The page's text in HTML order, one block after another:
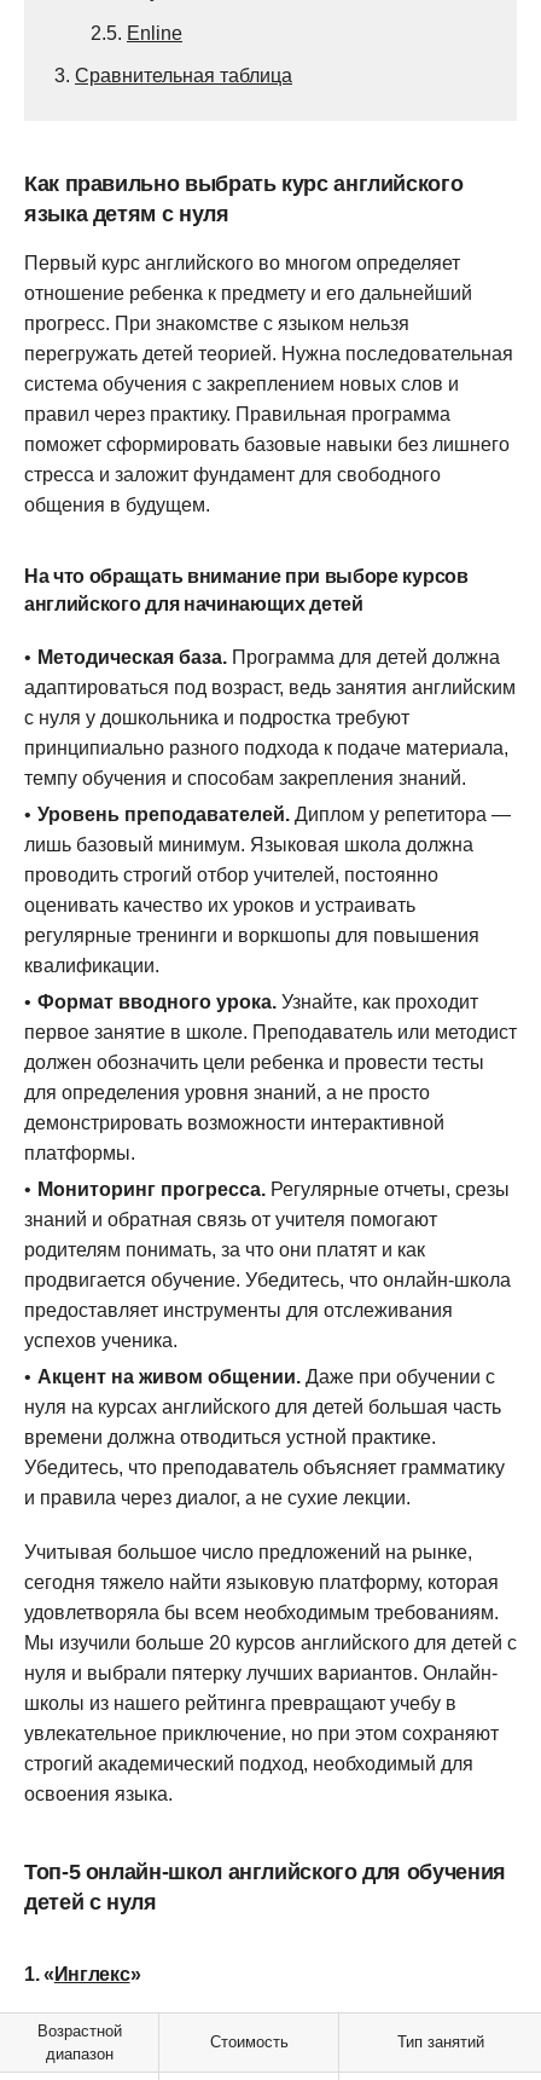
2.5. Enline
3. Сравнительная таблица
Как правильно выбрать курс английского
языка детям с нуля
Первый курс английского во многом определяет
отношение ребенка к предмету и его дальнейший
прогресс. При знакомстве с языком нельзя
перегружать детей теорией. Нужна последовательная
система обучения с закреплением новых слов и
правил через практику. Правильная программа
поможет сформировать базовые навыки без лишнего
стресса и заложит фундамент для свободного
общения в будущем.
На что обращать внимание при выборе курсов
английского для начинающих детей
Методическая база. Программа для детей должна
адаптироваться под возраст, ведь занятия английским
с нуля у дошкольника и подростка требуют
принципиально разного подхода к подаче материала,
темпу обучения и способам закрепления знаний.
Уровень преподавателей. Диплом у репетитора —
лишь базовый минимум. Языковая школа должна
проводить строгий отбор учителей, постоянно
оценивать качество их уроков и устраивать
регулярные тренинги и воркшопы для повышения
квалификации.
Формат вводного урока. Узнайте, как проходит
первое занятие в школе. Преподаватель или методист
должен обозначить цели ребенка и провести тесты
для определения уровня знаний, а не просто
демонстрировать возможности интерактивной
платформы.
Мониторинг прогресса. Регулярные отчеты, срезы
знаний и обратная связь от учителя помогают
родителям понимать, за что они платят и как
продвигается обучение. Убедитесь, что онлайн-школа
предоставляет инструменты для отслеживания
успехов ученика.
Акцент на живом общении. Даже при обучении с
нуля на курсах английского для детей большая часть
времени должна отводиться устной практике.
Убедитесь, что преподаватель объясняет грамматику
и правила через диалог, а не сухие лекции.
Учитывая большое число предложений на рынке,
сегодня тяжело найти языковую платформу, которая
удовлетворяла бы всем необходимым требованиям.
Мы изучили больше 20 курсов английского для детей с
нуля и выбрали пятерку лучших вариантов. Онлайн-
школы из нашего рейтинга превращают учебу в
увлекательное приключение, но при этом сохраняют
строгий академический подход, необходимый для
освоения языка.
Топ-5 онлайн-школ английского для обучения
детей с нуля
1. « Инглекс»
Возрастной
диапазон
Стоимость Тип занятий